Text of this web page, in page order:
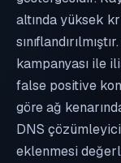
altında yüksek
kampanyası ile
false positive
göre ağ
DNS
eklenmesi